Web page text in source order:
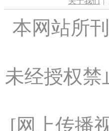
本网站所
未经授权
[网上传播